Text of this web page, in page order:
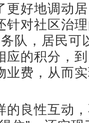
好地调动居
针对社区治
队，居民可
应的积分，
业费，从而
良性互动，